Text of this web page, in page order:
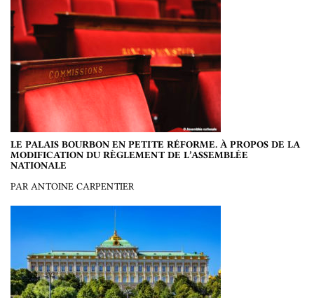
LE PALAIS BOURBON EN PETITE RÉFORME. À PROPOS DE LA
MODIFICATION DU RÈGLEMENT DE L’ASSEMBLÉE
NATIONALE
PAR ANTOINE CARPENTIER